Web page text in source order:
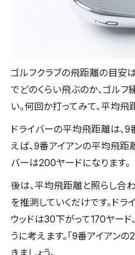
ゴルフクラブの飛距離の目安
でどのくらい飛ぶのか、ゴル
い。何回か打ってみて、平均飛
ドライバーの平均飛距離は、9
えば、9番アイアンの平均飛距
バーは200ヤードになります。
後は、平均飛距離と照らし合
を推測していくだけです。ド
ウッドは30下がって170ヤー
うに考えます。「9番アイアン